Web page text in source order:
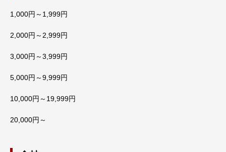
1,000円～1,999円
2,000円～2,999円
3,000円～3,999円
5,000円～9,999円
10,000円～19,999円
20,000円～